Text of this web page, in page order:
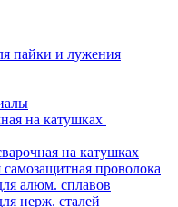
пайки и лужения
на катушках
на катушках
проволока
алюм. сплавов
нерж. сталей